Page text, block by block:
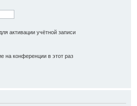
активации учётной записи
на конференции в этот раз